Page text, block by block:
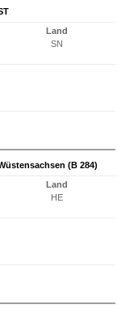
Land
SN
(B 284)
Land
HE